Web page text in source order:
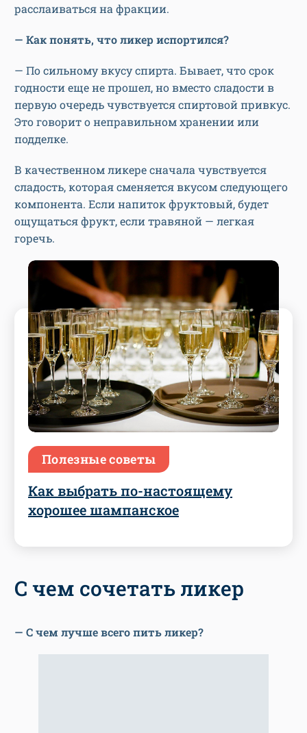
расслаиваться на фракции.
— Как понять, что ликер испортился?
— По сильному вкусу спирта. Бывает, что срок
годности еще не прошел, но вместо сладости в
первую очередь чувствуется спиртовой привкус.
Это говорит о неправильном хранении или
подделке.
В качественном ликере сначала чувствуется
сладость, которая сменяется вкусом следующего
компонента. Если напиток фруктовый, будет
ощущаться фрукт, если травяной — легкая
горечь.
Полезные советы
Как выбрать по-настоящему
хорошее шампанское
С чем сочетать ликер
— С чем лучше всего пить ликер?